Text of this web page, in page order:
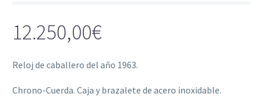
12.250,00€
Reloj de caballero del año 1963.
Chrono-Cuerda. Caja y brazalete de acero inoxidable.